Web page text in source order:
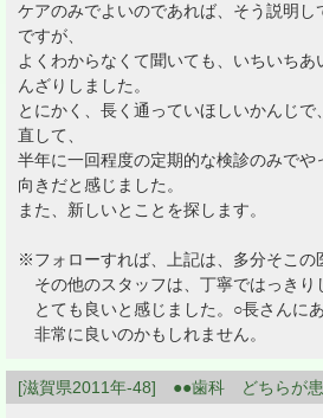
ケアのみでよいのであれば、そう説明
ですが、
よくわからなくて聞いても、いちいちあ
んざりしました。
とにかく、長く通っていほしいかんじ
直して、
半年に一回程度の定期的な検診のみでや
向きだと感じました。
また、新しいとことを探します。
※フォローすれば、上記は、多分そこの
その他のスタッフは、丁寧ではっきり
とても良いと感じました。○長さんにあ
非常に良いのかもしれません。
[滋賀県2011年-48] ●●歯科 どちらが